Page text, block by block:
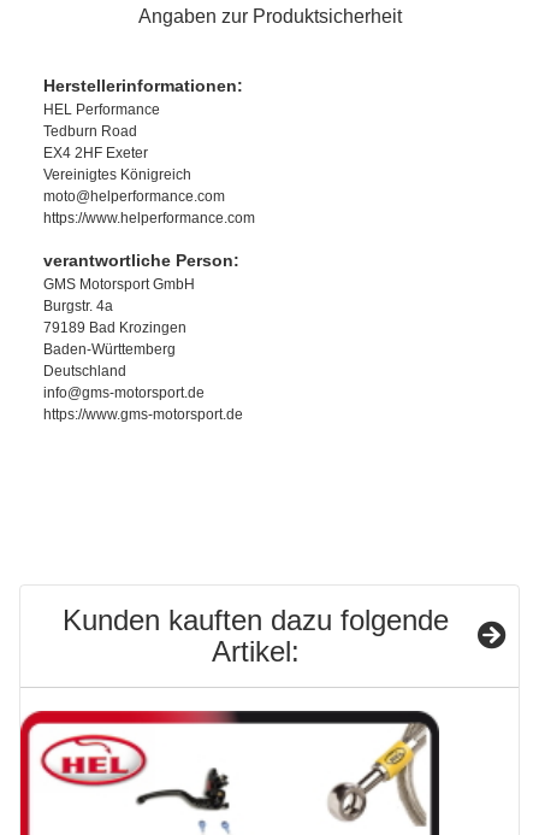
Angaben zur Produktsicherheit
Herstellerinformationen:
HEL Performance
Tedburn Road
EX4 2HF Exeter
Vereinigtes Königreich
moto@helperformance.com
https://www.helperformance.com
verantwortliche Person:
GMS Motorsport GmbH
Burgstr. 4a
79189 Bad Krozingen
Baden-Württemberg
Deutschland
info@gms-motorsport.de
https://www.gms-motorsport.de
Kunden kauften dazu folgende
Artikel: